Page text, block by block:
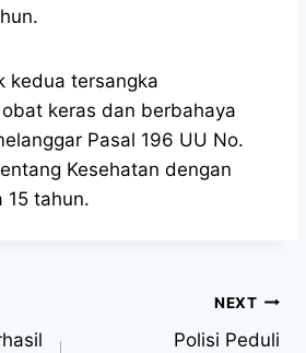
kedua tersangka
keras dan berbahaya
Pasal 196 UU No.
Kesehatan dengan
15 tahun.
NEXT
Polisi Peduli